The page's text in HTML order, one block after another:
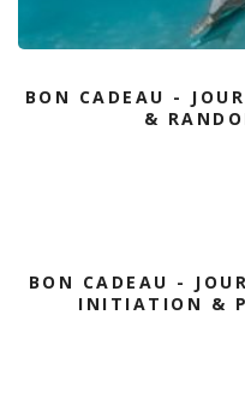
BON CADEAU -
&
BON CADEAU -
INITIATION &